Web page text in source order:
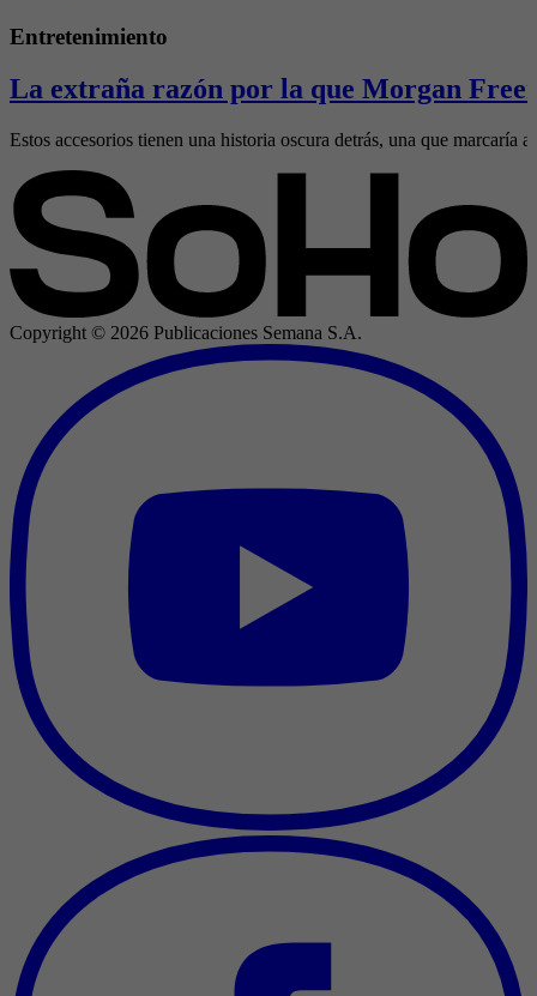
Entretenimiento
La extraña razón por la que Morgan
Estos accesorios tienen una historia oscura detrás, una que marcaría
Copyright © 2026 Publicaciones Semana S.A.